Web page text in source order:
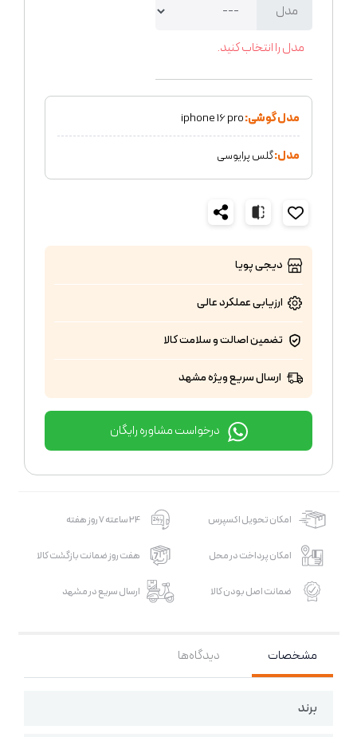
مدل
مدل را انتخاب کنید.
مدل گوشی:iphone 16 pro
مدل:گلس پرایوسی
دیجی پویا
ارزیابی عملکردعالی
تضمین اصالت و سلامت کالا
ارسال سریع ویژه مشهد
درخواست مشاوره رایگان
امکان تحویل اکسپرس 24 ساعته 7 روز هفته
امکان پرداخت در محل هفت روز ضمانت بازگشت کالا
ضمانت اصل بودن کالا ارسال سریع در مشهد
مشخصات دیدگاه‌ها
برند